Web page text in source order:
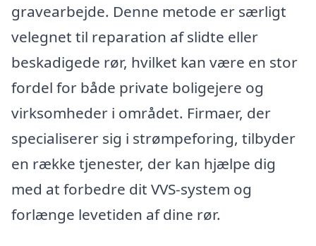
gravearbejde. Denne metode er særligt
velegnet til reparation af slidte eller
beskadigede rør, hvilket kan være en stor
fordel for både private boligejere og
virksomheder i området. Firmaer, der
specialiserer sig i strømpeforing, tilbyder
en række tjenester, der kan hjælpe dig
med at forbedre dit VVS-system og
forlænge levetiden af dine rør.